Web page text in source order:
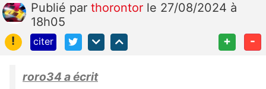
Publié par thorontor le 27/08/2024 à
18h05
!
citer + -
roro34 a écrit